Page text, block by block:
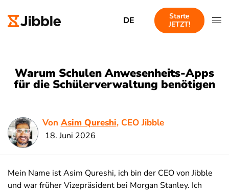
DE
Starte
JETZT!
Warum Schulen Anwesenheits-Apps
für die Schülerverwaltung benötigen
Von Asim Qureshi, CEO Jibble
18. Juni 2026
Mein Name ist Asim Qureshi, ich bin der CEO von Jibble
und war früher Vizepräsident bei Morgan Stanley. Ich